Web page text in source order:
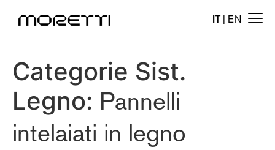
EN
Categorie Sist.
Legno: Pannelli
intelaiati in legno